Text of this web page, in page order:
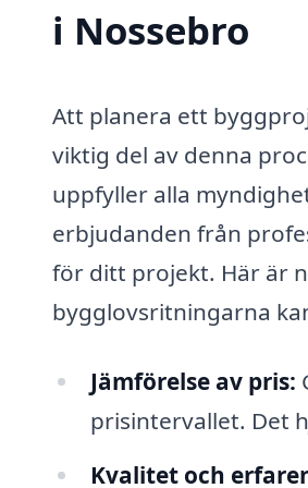
i Nossebro
Att planera ett
viktig del av denna
uppfyller alla
erbjudanden från
för ditt projekt. Här är
bygglovsritningarna
Jämförelse av pris:
prisintervallet. Det
Kvalitet och